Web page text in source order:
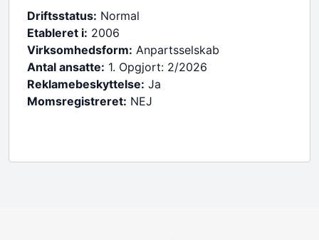
Driftsstatus: Normal
Etableret i: 2006
Virksomhedsform: Anpartsselskab
Antal ansatte: 1. Opgjort: 2/2026
Reklamebeskyttelse: Ja
Momsregistreret: NEJ